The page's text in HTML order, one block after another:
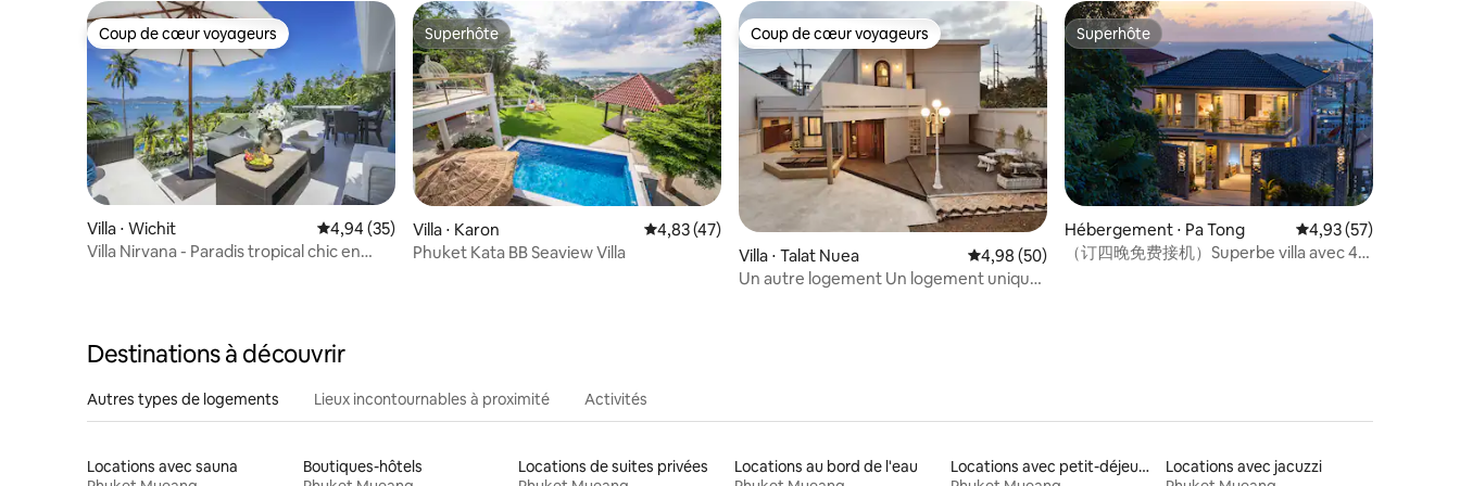
plage
Coup de cœur voyageurs
Coup de cœur voyageurs
Villa ⋅ Wichit Évaluation moyenne sur la base de 35 commentaires : 4,94 sur 5
4,94 (35)
Villa Nirvana - Paradis tropical chic en
Superhôte
Superhôte
Villa ⋅ Karon Évaluation moyenne sur la base de 47 commentaires : 4,83 sur 5
4,83 (47)
Phuket Kata BB Seaview Villa
Coup de cœur voyageurs
Coup de cœur voyageurs
Villa ⋅ Talat Nuea Évaluation moyenne sur la base de 50 commentaires : 4,98 sur 5
4,98 (50)
Un autre logement Un logement unique
Superhôte
Superhôte
Hébergement ⋅ Pa Tong Évaluation moyenne
4,93 (57)
（订四晚免费接机）Superbe villa avec 4
Destinations à découvrir
Autres types de logements Lieux incontournables à proximité Activités
Locations avec sauna
Boutiques-hôtels
Locations de suites privées
Locations au bord de l'eau
Locations avec petit-déjeuner
Locations avec jacuzzi